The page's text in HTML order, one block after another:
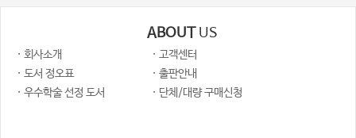
ABOUT US
· 회사소개
· 고객센터
· 도서 정오표
· 출판안내
· 우수학술 선정 도서
· 단체/대량 구매신청